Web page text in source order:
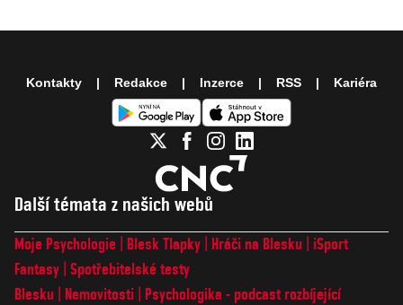
Další témata z našich webů
Moje Psychologie Blesk Tlapky Hráči na Blesku
iSport
Fantasy Spotřebitelské testy
Blesku
Nemovitosti
Psychologika - podcast rozbíjející
Kontakty Redakce Inzerce RSS Kariéra